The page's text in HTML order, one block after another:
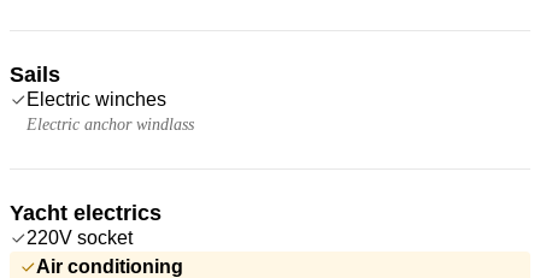
Sails
Electric winches
Electric anchor windlass
Yacht electrics
220V socket
Air conditioning